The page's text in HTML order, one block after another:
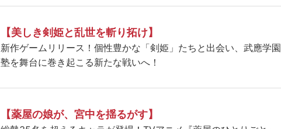
【美しき剣姫と乱世を斬り拓け】
新作ゲームリリース！個性豊かな「剣姫」たちと出会い、武應学園
塾を舞台に巻き起こる新たな戦いへ！
【薬屋の娘が、宮中を揺るがす】